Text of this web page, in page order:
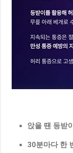
앉을 땐 등받
30분마다 한